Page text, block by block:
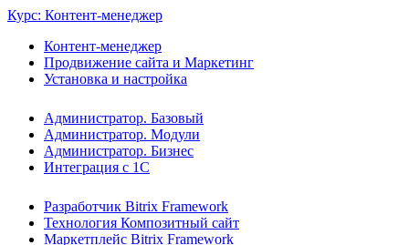
Курс: Контент-менеджер
Контент-менеджер
Продвижение сайта и Маркетинг
Установка и настройка
Администратор. Базовый
Администратор. Модули
Администратор. Бизнес
Интеграция с 1С
Разработчик Bitrix Framework
Технология Композитный сайт
Маркетплейс Bitrix Framework